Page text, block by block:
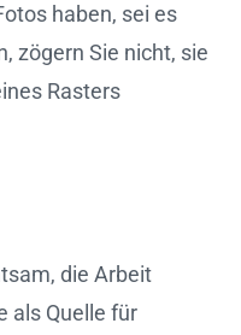
haben, sei es
zögern Sie nicht, sie
Rasters
die Arbeit
als Quelle für